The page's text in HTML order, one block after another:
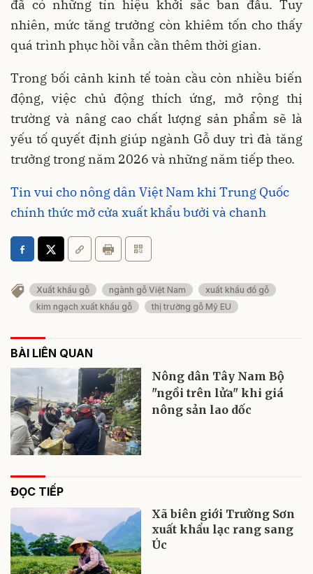
đã có những tín hiệu khởi sắc ban đầu. Tuy
nhiên, mức tăng trưởng còn khiêm tốn cho thấy
quá trình phục hồi vẫn cần thêm thời gian.
Trong bối cảnh kinh tế toàn cầu còn nhiều biến
động, việc chủ động thích ứng, mở rộng thị
trường và nâng cao chất lượng sản phẩm sẽ là
yếu tố quyết định giúp ngành Gỗ duy trì đà tăng
trưởng trong năm 2026 và những năm tiếp theo.
Tin vui cho nông dân Việt Nam khi Trung Quốc
chính thức mở cửa xuất khẩu bưởi và chanh
Xuất khẩu gỗ ngành gỗ Việt Nam
xuất khẩu đồ gỗ
kim ngạch xuất khẩu gỗ
thị trường gỗ Mỹ EU
BÀI LIÊN QUAN
Nông dân Tây Nam Bộ
"ngồi trên lửa" khi giá
nông sản lao dốc
ĐỌC TIẾP
Xã biên giới Trường Sơn
xuất khẩu lạc rang sang
Úc